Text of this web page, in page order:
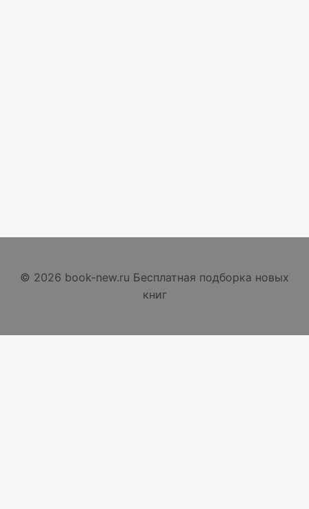
© 2026 book-new.ru Бесплатная подборка новых
книг